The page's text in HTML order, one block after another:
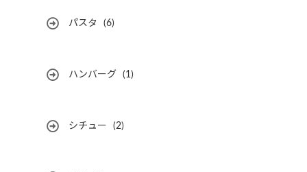
パスタ (6)
ハンバーグ (1)
シチュー (2)